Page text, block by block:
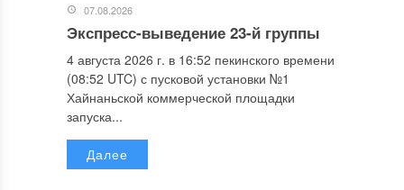
07.08.2026
Экспресс-выведение 23-й группы
4 августа 2026 г. в 16:52 пекинского времени
(08:52 UTC) с пусковой установки №1
Хайнаньской коммерческой площадки
запуска...
Далее